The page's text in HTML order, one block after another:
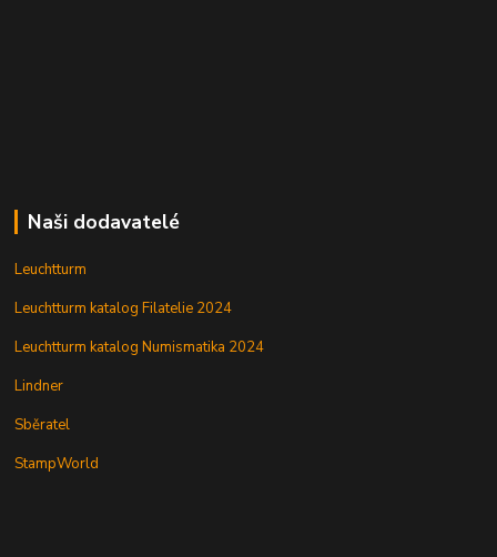
Naši dodavatelé
Leuchtturm
Leuchtturm katalog Filatelie 2024
Leuchtturm katalog Numismatika 2024
Lindner
Sběratel
StampWorld